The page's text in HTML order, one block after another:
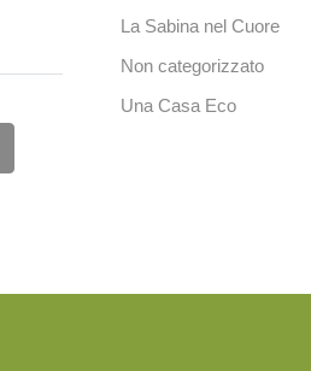
La Sabina nel Cuore
Non categorizzato
Una Casa Eco